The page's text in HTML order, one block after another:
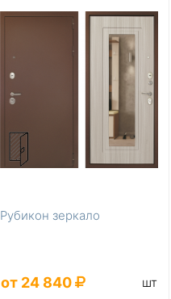
Рубикон зеркало
от 24 840 шт